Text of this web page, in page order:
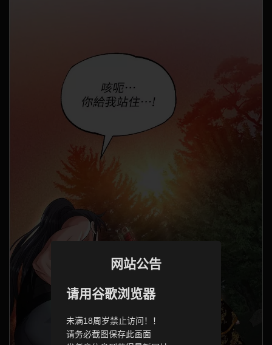
网站公告
请用谷歌浏览器
未满18周岁禁止访问！！
请务必截图保存此画面